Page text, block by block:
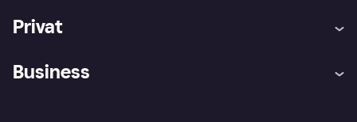
Privat
Business